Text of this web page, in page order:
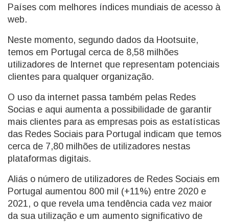
Países com melhores índices mundiais de acesso à
web.
Neste momento, segundo dados da Hootsuite,
temos em Portugal cerca de 8,58 milhões
utilizadores de Internet que representam potenciais
clientes para qualquer organização.
O uso da internet passa também pelas Redes
Socias e aqui aumenta a possibilidade de garantir
mais clientes para as empresas pois as estatísticas
das Redes Sociais para Portugal indicam que temos
cerca de 7,80 milhões de utilizadores nestas
plataformas digitais.
Aliás o número de utilizadores de Redes Sociais em
Portugal aumentou 800 mil (+11%) entre 2020 e
2021, o que revela uma tendência cada vez maior
da sua utilização e um aumento significativo de